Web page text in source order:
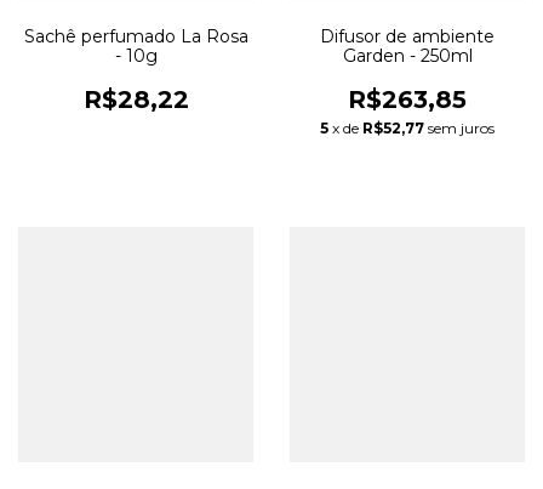
Sachê perfumado La Rosa
- 10g
R$28,22
Difusor de ambiente
Garden - 250ml
R$263,85
5 x de R$52,77 sem juros